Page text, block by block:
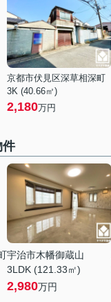
京都市伏見区深草相深町
3K (40.66㎡)
2,180万円
件
宇治市木幡御蔵山
3LDK (121.33㎡)
2,980万円